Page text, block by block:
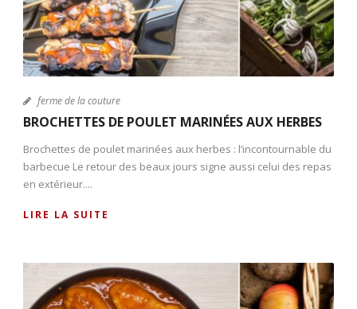
ferme de la couture
BROCHETTES DE POULET MARINÉES AUX HERBES
Brochettes de poulet marinées aux herbes : l’incontournable du
barbecue Le retour des beaux jours signe aussi celui des repas
en extérieur....
LIRE LA SUITE